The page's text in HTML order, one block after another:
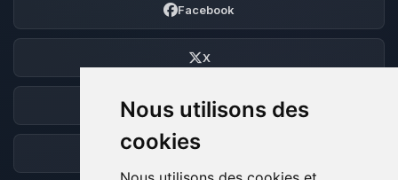
Nous utilisons des
cookies
Facebook
X
Discord
Forum